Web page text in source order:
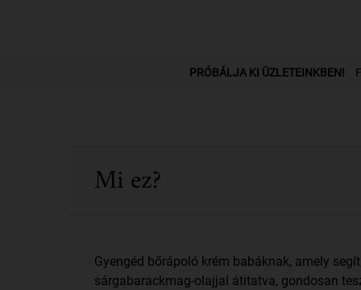
PRÓBÁLJA KI ÜZLETEINKBEN!
Mi ez?
Gyengéd bőrápoló krém babáknak, amely
sárgabarackmag-olajjal átitatva, gondosan